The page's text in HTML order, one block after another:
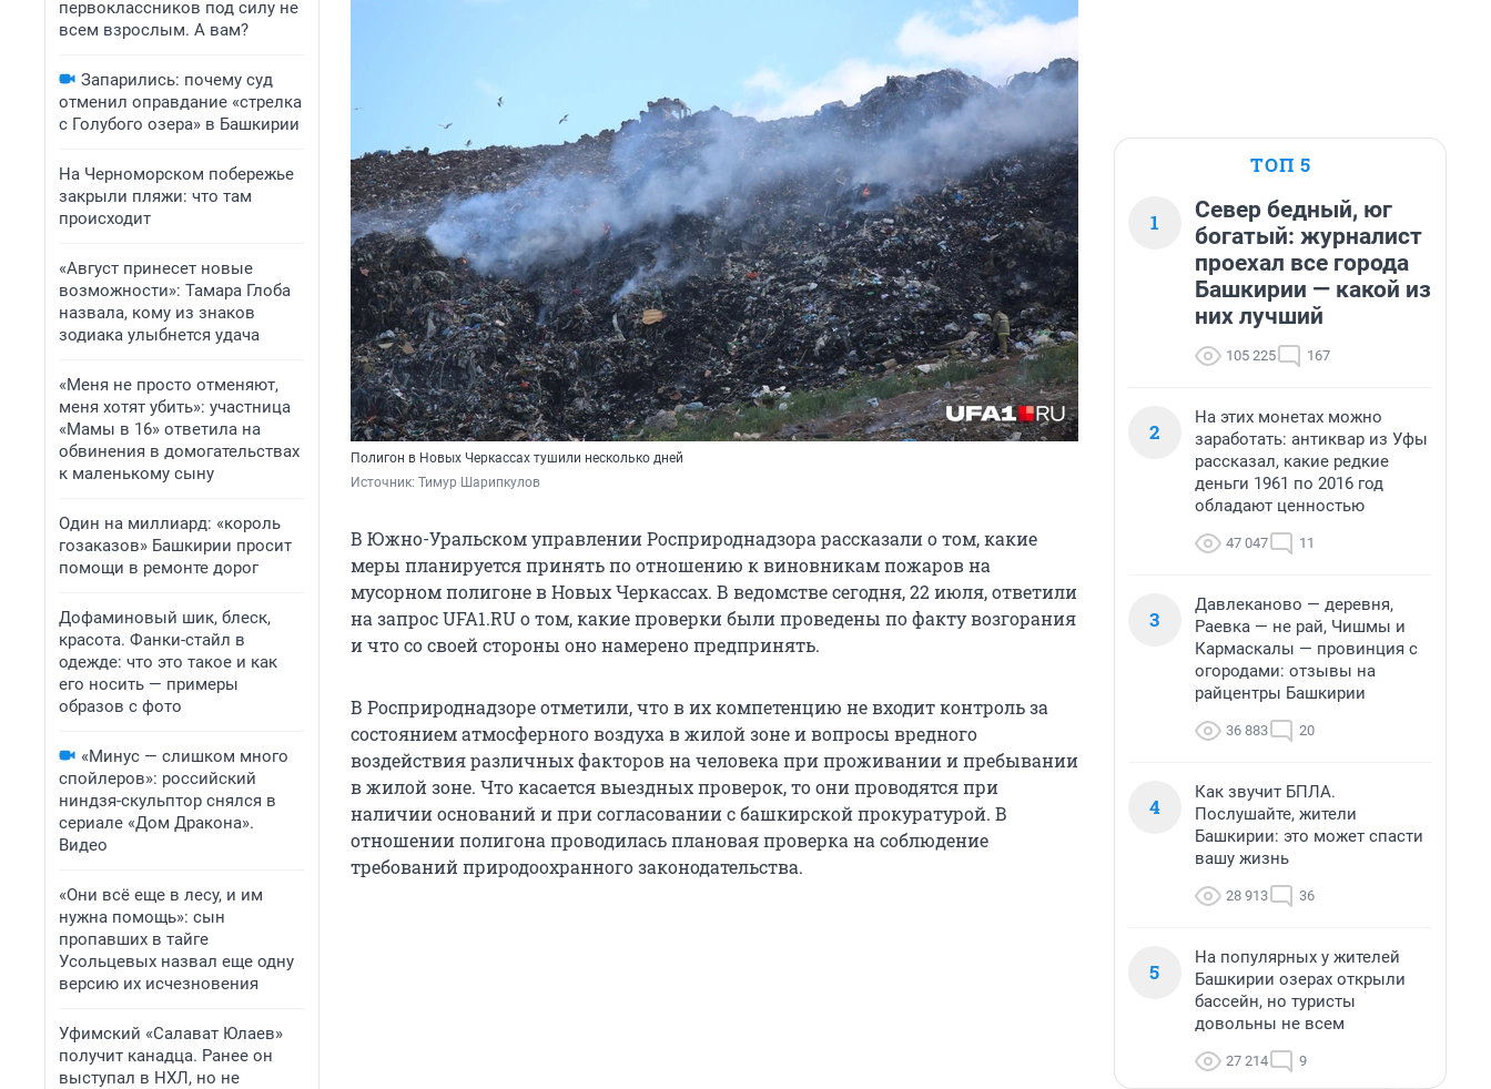
первоклассников под силу не
всем взрослым. А вам?
Запарились: почему суд
отменил оправдание «стрелка
с Голубого озера» в Башкирии
На Черноморском побережье
закрыли пляжи: что там
происходит
«Август принесет новые
возможности»: Тамара Глоба
назвала, кому из знаков
зодиака улыбнется удача
«Меня не просто отменяют,
меня хотят убить»: участница
«Мамы в 16» ответила на
обвинения в домогательствах
к маленькому сыну
Один на миллиард: «король
гозаказов» Башкирии просит
помощи в ремонте дорог
Дофаминовый шик, блеск,
красота. Фанки-стайл в
одежде: что это такое и как
его носить — примеры
образов с фото
«Минус — слишком много
спойлеров»: российский
ниндзя-скульптор снялся в
сериале «Дом Дракона».
Видео
«Они всё еще в лесу, и им
нужна помощь»: сын
пропавших в тайге
Усольцевых назвал еще одну
версию их исчезновения
Уфимский «Салават Юлаев»
получит канадца. Ранее он
выступал в НХЛ, но не
Полигон в Новых Черкассах тушили несколько дней
Источник: Тимур Шарипкулов
В Южно-Уральском управлении Росприроднадзора рассказали о том, какие
меры планируется принять по отношению к виновникам пожаров на
мусорном полигоне в Новых Черкассах. В ведомстве сегодня, 22 июля, ответили
на запрос UFA1.RU о том, какие проверки были проведены по факту возгорания
и что со своей стороны оно намерено предпринять.
В Росприроднадзоре отметили, что в их компетенцию не входит контроль за
состоянием атмосферного воздуха в жилой зоне и вопросы вредного
воздействия различных факторов на человека при проживании и пребывании
в жилой зоне. Что касается выездных проверок, то они проводятся при
наличии оснований и при согласовании с башкирской прокуратурой. В
отношении полигона проводилась плановая проверка на соблюдение
требований природоохранного законодательства.
ТОП 5
1
Север бедный, юг
богатый: журналист
проехал все города
Башкирии — какой из
них лучший
105 225 167
2
На этих монетах можно
заработать: антиквар из Уфы
рассказал, какие редкие
деньги 1961 по 2016 год
обладают ценностью
47 047 11
3
Давлеканово — деревня,
Раевка — не рай, Чишмы и
Кармаскалы — провинция с
огородами: отзывы на
райцентры Башкирии
36 883 20
4
Как звучит БПЛА.
Послушайте, жители
Башкирии: это может спасти
вашу жизнь
28 913 36
5
На популярных у жителей
Башкирии озерах открыли
бассейн, но туристы
довольны не всем
27 214 9